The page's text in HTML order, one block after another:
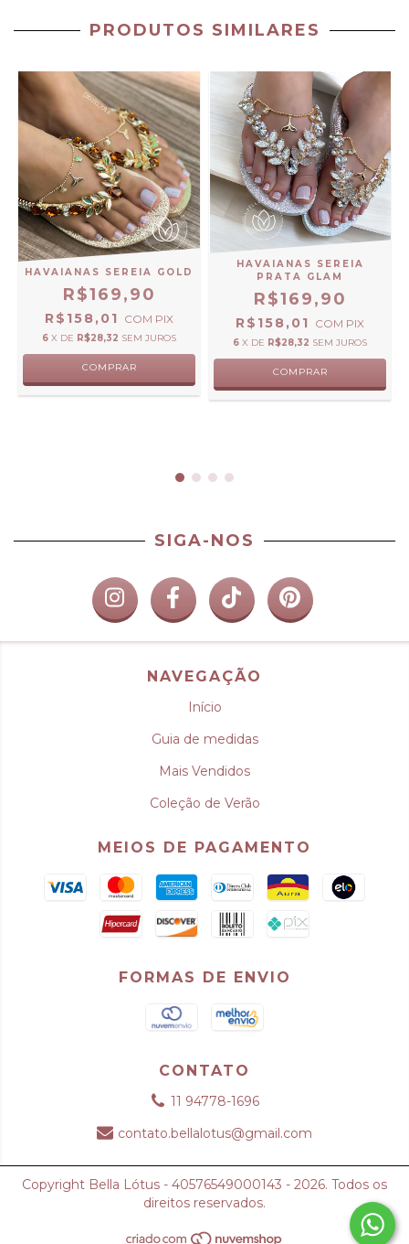
PRODUTOS SIMILARES
HAVAIANAS SEREIA GOLD
R$169,90
R$158,01 COM PIX
6 X DE R$28,32 SEM JUROS
COMPRAR
HAVAIANAS SEREIA
PRATA GLAM
R$169,90
R$158,01 COM PIX
6 X DE R$28,32 SEM JUROS
COMPRAR
SIGA-NOS
NAVEGAÇÃO
Início
Guia de medidas
Mais Vendidos
Coleção de Verão
MEIOS DE PAGAMENTO
FORMAS DE ENVIO
CONTATO
11 94778-1696
contato.bellalotus@gmail.com
Copyright Bella Lótus - 40576549000143 - 2026. Todos os
direitos reservados.